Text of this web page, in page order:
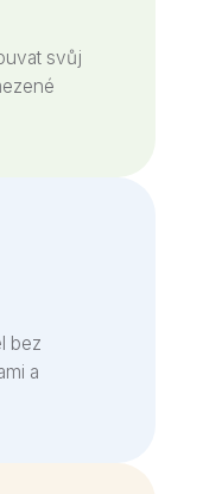
svůj
bez
a